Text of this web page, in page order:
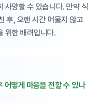
사양할 수 있습니다. 만약 식
후, 오랜 시간 머물지 않고
위한 배려입니다.
어떻게 마음을 전할 수 있나